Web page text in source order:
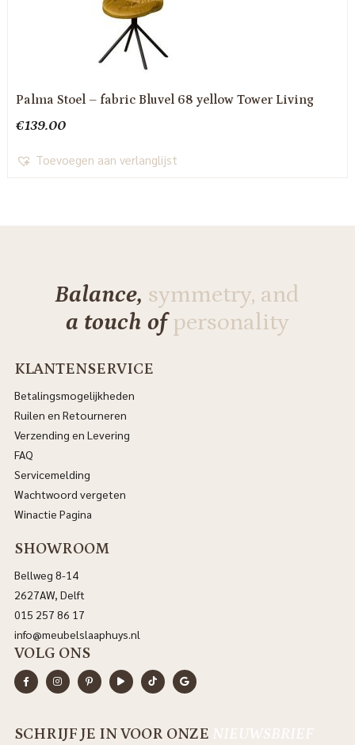
Palma Stoel – fabric Bluvel 68 yellow Tower Living
€139.00
Toevoegen aan verlanglijst
Balance, symmetry, and
a touch ofpersonality
KLANTENSERVICE
Betalingsmogelijkheden
Ruilen en Retourneren
Verzending en Levering
FAQ
Servicemelding
Wachtwoord vergeten
Winactie Pagina
SHOWROOM
Bellweg 8-14
2627AW, Delft
015 257 86 17
info@meubelslaaphuys.nl
VOLG ONS
SCHRIJF JE IN VOOR ONZE NIEUWSBRIEF